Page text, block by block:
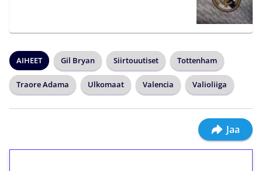
AIHEET Gil Bryan Siirtouutiset Tottenham
Traore Adama Ulkomaat Valencia Valioliiga
Jaa